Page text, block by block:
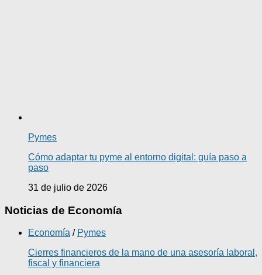
Pymes
Cómo adaptar tu pyme al entorno digital: guía paso a
paso
31 de julio de 2026
Noticias de Economía
Economía / Pymes
Cierres financieros de la mano de una asesoría laboral,
fiscal y financiera